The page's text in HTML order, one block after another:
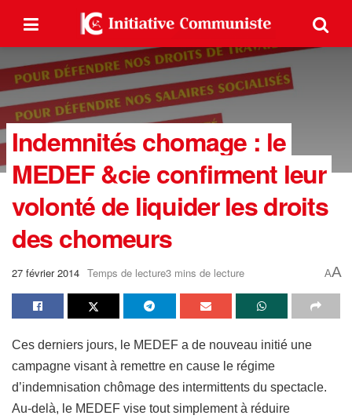
Indemnités chomage : le
MEDEF &cie confirment leur
volonté de liquider les droits
des chomeurs
27 février 2014 Temps de lecture3 mins de lecture AA
Ces derniers jours, le MEDEF a de nouveau initié une
campagne visant à remettre en cause le régime
d’indemnisation chômage des intermittents du spectacle.
Au-delà, le MEDEF vise tout simplement à réduire